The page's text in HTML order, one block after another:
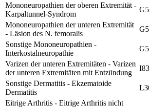
Mononeuropathien der oberen Extremität -
Karpaltunnel-Syndrom
Mononeuropathien der unteren Extremität
- Läsion des N. femoralis
Sonstige Mononeuropathien -
Interkostalneuropathie
Varizen der unteren Extremitäten - Varizen
der unteren Extremitäten mit Entzündung
Sonstige Dermatitis - Ekzematoide
Dermatitis
Eitrige Arthritis - Eitrige Arthritis nicht